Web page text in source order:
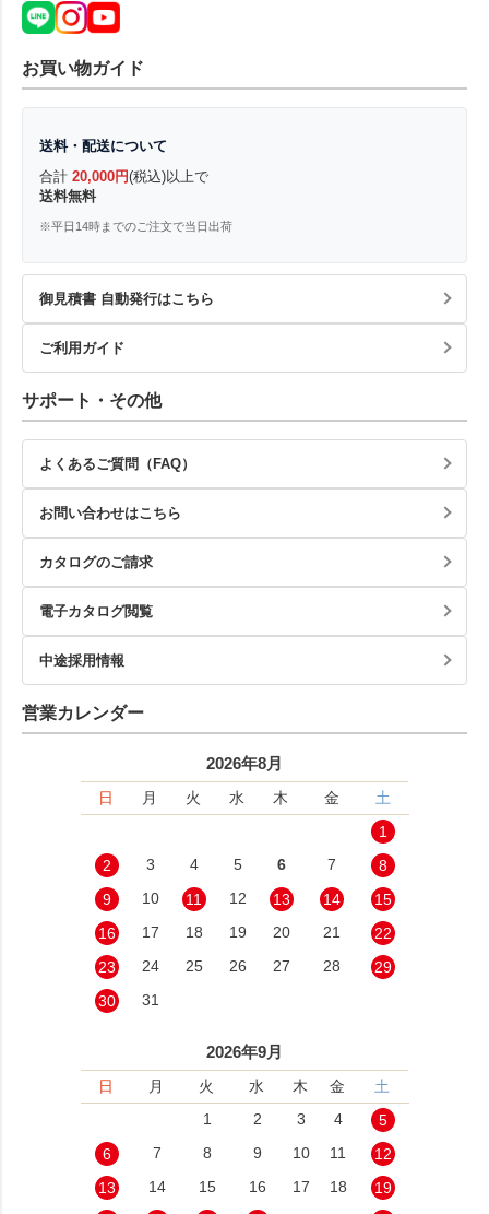
お買い物ガイド
送料・配送について
合計 20,000円(税込)以上で
送料無料
※平日14時までのご注文で当日出荷
御見積書 自動発行はこちら
ご利用ガイド
サポート・その他
よくあるご質問（FAQ）
お問い合わせはこちら
カタログのご請求
電子カタログ閲覧
中途採用情報
営業カレンダー
2026年8月
日 月 火 水 木 金
土
1
2
3 4 5 6 7
8
9
10 11 12 13 14
15
16
17 18 19 20 21
22
23
24 25 26 27 28
29
30
31
2026年9月
日 月 火 水 木 金
土
1
2 3 4
5
6
7 8 9 10 11
12
13
14 15 16 17 18
19